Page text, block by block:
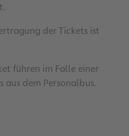
der Tickets ist
führen im Falle einer
aus dem Personalbus.